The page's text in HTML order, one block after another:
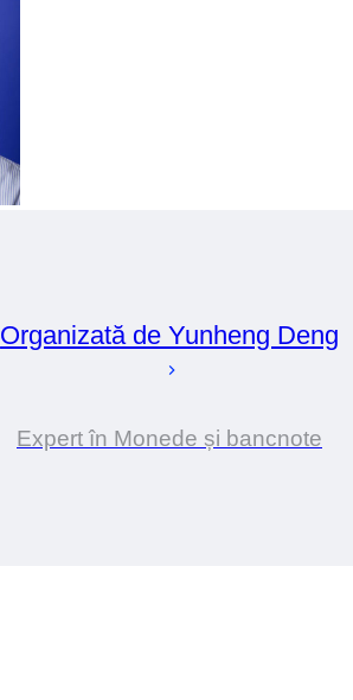
Organizată de Yunheng Deng
Expert în Monede și bancnote